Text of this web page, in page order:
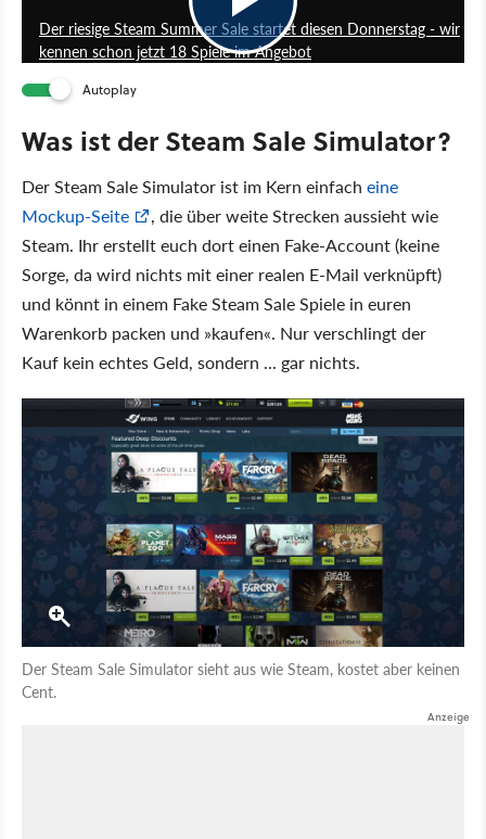
Der riesige Steam Summer Sale startet diesen Donnerstag - wir
kennen schon jetzt 18 Spiele im Angebot
Autoplay
Was ist der Steam Sale Simulator?
Der Steam Sale Simulator ist im Kern einfach eine
Mockup-Seite
, die über weite Strecken aussieht wie
Steam. Ihr erstellt euch dort einen Fake-Account (keine
Sorge, da wird nichts mit einer realen E-Mail verknüpft)
und könnt in einem Fake Steam Sale Spiele in euren
Warenkorb packen und »kaufen«. Nur verschlingt der
Kauf kein echtes Geld, sondern ... gar nichts.
Der Steam Sale Simulator sieht aus wie Steam, kostet aber keinen
Cent.